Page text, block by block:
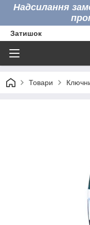
Надсилання
Затишок
Товари